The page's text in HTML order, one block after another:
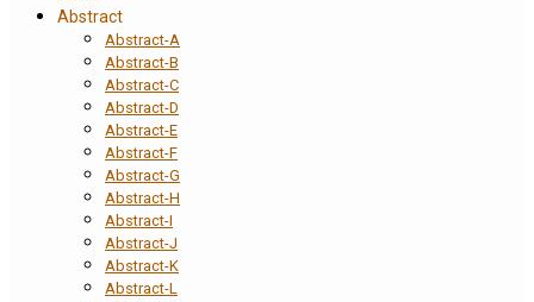
Abstract
Abstract-A
Abstract-B
Abstract-C
Abstract-D
Abstract-E
Abstract-F
Abstract-G
Abstract-H
Abstract-I
Abstract-J
Abstract-K
Abstract-L